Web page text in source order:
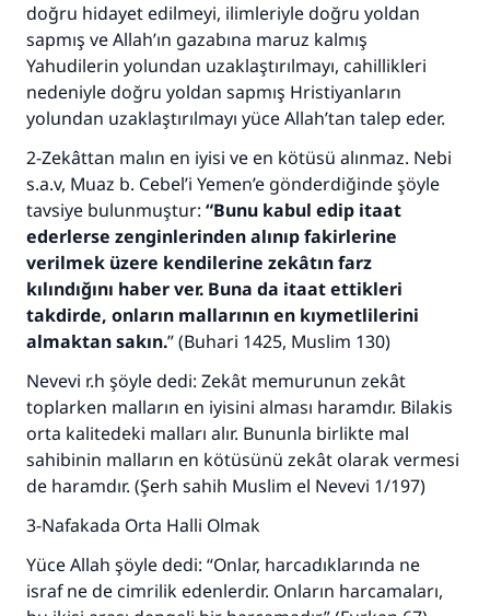
doğru hidayet edilmeyi, ilimleriyle doğru yoldan
sapmış ve Allah’ın gazabına maruz kalmış
Yahudilerin yolundan uzaklaştırılmayı, cahillikleri
nedeniyle doğru yoldan sapmış Hristiyanların
yolundan uzaklaştırılmayı yüce Allah’tan talep eder.
2-Zekâttan malın en iyisi ve en kötüsü alınmaz. Nebi
s.a.v, Muaz b. Cebel’i Yemen’e gönderdiğinde şöyle
tavsiye bulunmuştur: “Bunu kabul edip itaat
ederlerse zenginlerinden alınıp fakirlerine
verilmek üzere kendilerine zekâtın farz
kılındığını haber ver. Buna da itaat ettikleri
takdirde, onların mallarının en kıymetlilerini
almaktan sakın.” (Buhari 1425, Muslim 130)
Nevevi r.h şöyle dedi: Zekât memurunun zekât
toplarken malların en iyisini alması haramdır. Bilakis
orta kalitedeki malları alır. Bununla birlikte mal
sahibinin malların en kötüsünü zekât olarak vermesi
de haramdır. (Şerh sahih Muslim el Nevevi 1/197)
3-Nafakada Orta Halli Olmak
Yüce Allah şöyle dedi: “Onlar, harcadıklarında ne
israf ne de cimrilik edenlerdir. Onların harcamaları,